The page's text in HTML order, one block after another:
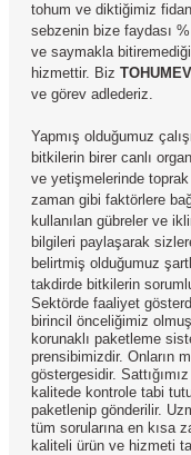
tohum ve diktiğimiz
sebzenin bize faydası
ve saymakla
hizmettir. Biz TOHUMEVİ
ve görev adlederiz.
Yapmış olduğumuz
bitkilerin birer canlı
ve yetişmelerinde
zaman gibi faktörlere
kullanılan gübreler ve
bilgileri paylaşarak
belirtmiş olduğumuz
takdirde bitkilerin
Sektörde faaliyet
birincil önceliğimiz
korunaklı paketleme
prensibimizdir. Onların
göstergesidir.
kalitede kontrole tabi
paketlenip gönderilir.
tüm sorularına en kısa
kaliteli ürün ve hizmeti